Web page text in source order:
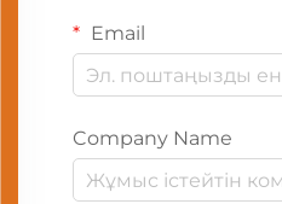
Email
Company Name